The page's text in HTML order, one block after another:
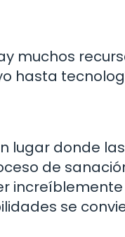
muchos
hasta
lugar donde
de
se